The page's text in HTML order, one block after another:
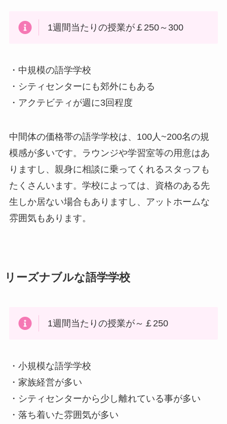
1週間当たりの授業が￡250～300
・中規模の語学学校
・シティセンターにも郊外にもある
・アクテビティが週に3回程度
中間体の価格帯の語学学校は、100人~200名の規
模感が多いです。ラウンジや学習室等の用意はあ
りますし、親身に相談に乗ってくれるスタっフも
たくさんいます。学校によっては、資格のある先
生しか居ない場合もありますし、アットホームな
雰囲気もあります。
リーズナブルな語学学校
1週間当たりの授業が～￡250
・小規模な語学学校
・家族経営が多い
・シティセンターから少し離れている事が多い
・落ち着いた雰囲気が多い